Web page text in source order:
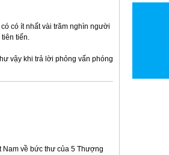
có ít nhất vài trăm nghìn người
tiên tiến.
vậy khi trả lời phỏng vấn phóng
về bức thư của 5 Thượng